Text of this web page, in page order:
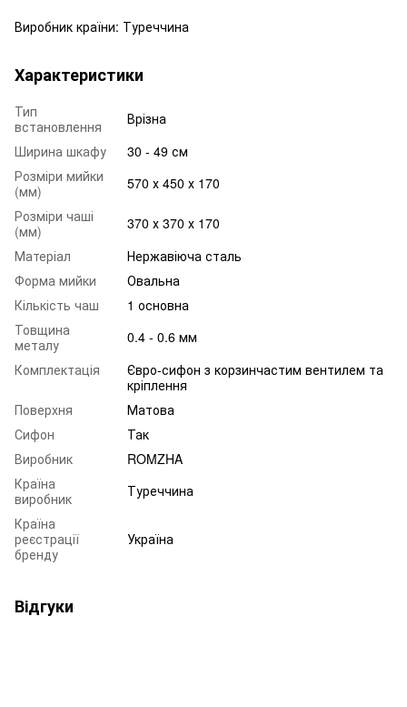
Виробник країни: Туреччина
Характеристики
Тип
встановлення
Врізна
Ширина шкафу
30 - 49 см
Розміри мийки
(мм)
570 х 450 х 170
Розміри чаші
(мм)
370 х 370 х 170
Матеріал
Нержавіюча сталь
Форма мийки
Овальна
Кількість чаш
1 основна
Товщина
металу
0.4 - 0.6 мм
Комплектація
Євро-сифон з корзинчастим вентилем та
кріплення
Поверхня
Матова
Сифон
Так
Виробник
ROMZHA
Країна
виробник
Туреччина
Країна
реєстрації
бренду
Україна
Відгуки